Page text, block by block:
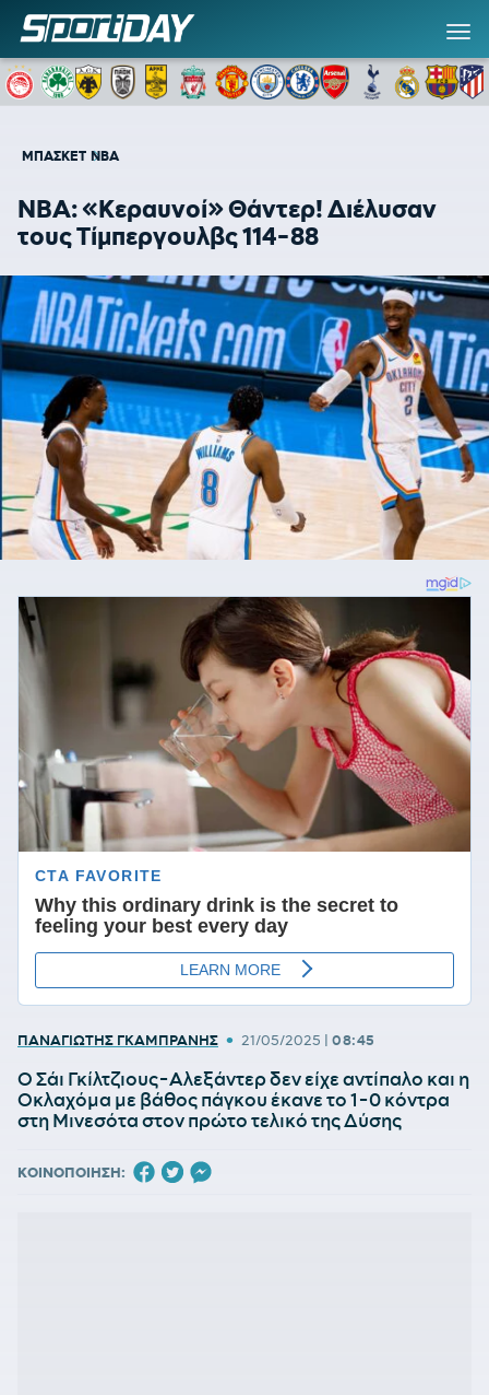
ΜΠΑΣΚΕΤ NBA
NBA: «Κεραυνοί» Θάντερ! Διέλυσαν
τους Τίμπεργουλβς 114-88
ΠΑΝΑΓΙΩΤΗΣ ΓΚΑΜΠΡΑΝΗΣ • 21/05/2025 | 08:45
Ο Σάι Γκίλτζιους-Αλεξάντερ δεν είχε αντίπαλο και η
Οκλαχόμα με βάθος πάγκου έκανε το 1-0 κόντρα
στη Μινεσότα στον πρώτο τελικό της Δύσης
ΚΟΙΝΟΠΟΙΗΣΗ: